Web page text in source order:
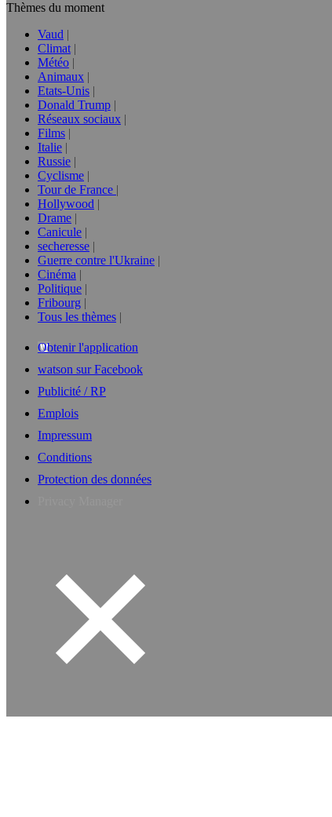
Thèmes du moment
Vaud
Climat
Météo
Animaux
Etats-Unis
Donald Trump
Réseaux sociaux
Films
Italie
Russie
Cyclisme
Tour de France
Hollywood
Drame
Canicule
secheresse
Guerre contre l'Ukraine
Cinéma
Politique
Fribourg
Tous les thèmes
Obtenir l'application
watson sur Facebook
Publicité / RP
Emplois
Impressum
Conditions
Protection des données